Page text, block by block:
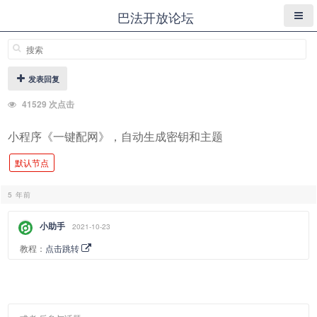
巴法开放论坛
发表回复
41529 次点击
小程序《一键配网》，自动生成密钥和主题
默认节点
5 年前
小助手 2021-10-23
教程： 点击跳转